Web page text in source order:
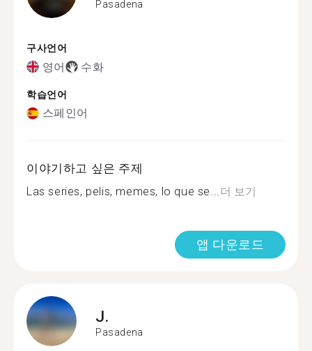
Pasadena
구사언어
영어 수화
학습언어
스페인어
이야기하고 싶은 주제
Las series, pelis, memes, lo que se...더 보기
앱 다운로드
J.
Pasadena